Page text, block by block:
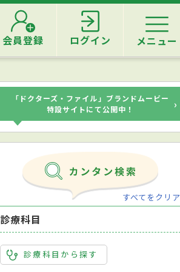
会員登録 ログイン メニュー
「ドクターズ・ファイル」ブランドムービー
特設サイトにて公開中！
›
すべてをクリア
診療科目
診療科目から探す